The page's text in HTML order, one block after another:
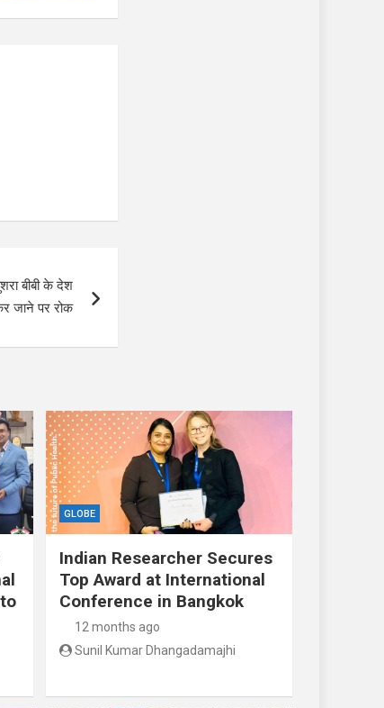
बीबी के देश
जाने पर रोक
GLOBE
Indian Researcher Secures
Top Award at International
Conference in Bangkok
12 months ago
Sunil Kumar Dhangadamajhi